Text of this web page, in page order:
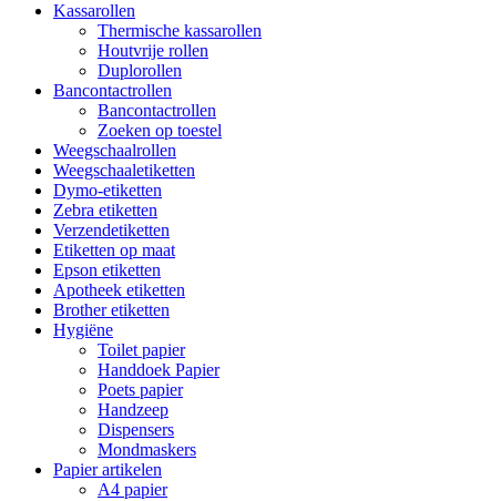
Kassarollen
Thermische kassarollen
Houtvrije rollen
Duplorollen
Bancontactrollen
Bancontactrollen
Zoeken op toestel
Weegschaalrollen
Weegschaaletiketten
Dymo-etiketten
Zebra etiketten
Verzendetiketten
Etiketten op maat
Epson etiketten
Apotheek etiketten
Brother etiketten
Hygiëne
Toilet papier
Handdoek Papier
Poets papier
Handzeep
Dispensers
Mondmaskers
Papier artikelen
A4 papier